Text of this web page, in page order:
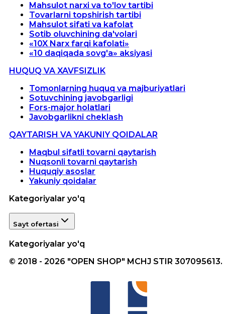
Mahsulot narxi va to'lov tartibi
Tovarlarni topshirish tartibi
Mahsulot sifati va kafolat
Sotib oluvchining da'volari
«10X Narx farqi kafolati»
«10 daqiqada sovg'a» aksiyasi
HUQUQ VA XAVFSIZLIK
Tomonlarning huquq va majburiyatlari
Sotuvchining javobgarligi
Fors-major holatlari
Javobgarlikni cheklash
QAYTARISH VA YAKUNIY QOIDALAR
Maqbul sifatli tovarni qaytarish
Nuqsonli tovarni qaytarish
Huquqiy asoslar
Yakuniy qoidalar
Kategoriyalar yo'q
Sayt ofertasi
Kategoriyalar yo'q
© 2018 - 2026 "OPEN SHOP" MCHJ STIR 307095613.